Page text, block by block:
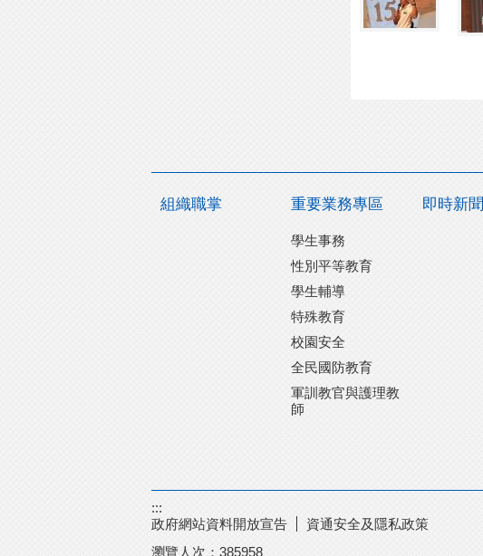
組織職掌 重要業務專區
學生事務
性別平等教育
學生輔導
特殊教育
校園安全
全民國防教育
軍訓教官與護理教
師
即時新聞
:::
政府網站資料開放宣告
資通安全及隱私政策
瀏覽人次： 385958